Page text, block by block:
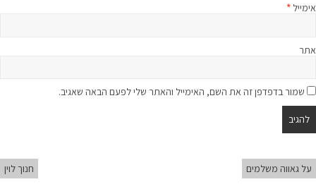
אימייל *
אתר
שמור בדפדפן זה את השם, האימייל והאתר שלי לפעם הבאה שאגיב.
על גאווה משלמים חנוך לוין